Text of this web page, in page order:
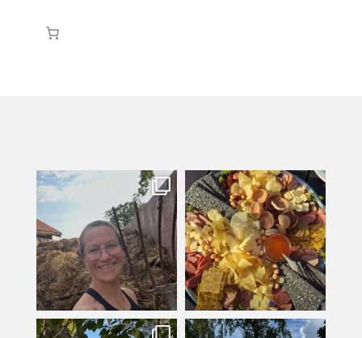
kullanslycka
kullanslycka
Jul 29
kullanslycka
kullanslycka